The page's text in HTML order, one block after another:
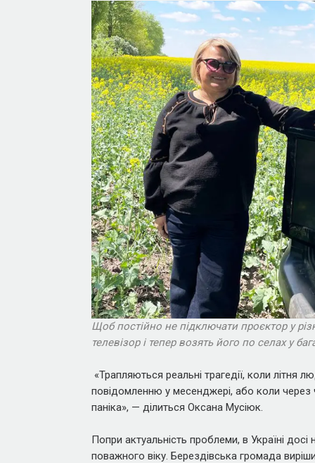
Щоб постійно не підключати проєктор у
телевізор і тепер возять його по селах у
«Трапляються реальні трагедії, коли літня
повідомленню у месенджері, або коли
паніка», — ділиться Оксана Мусіюк.
Попри актуальність проблеми, в Україні
поважного віку. Берездівська громада